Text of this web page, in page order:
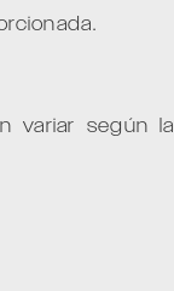
variar según la